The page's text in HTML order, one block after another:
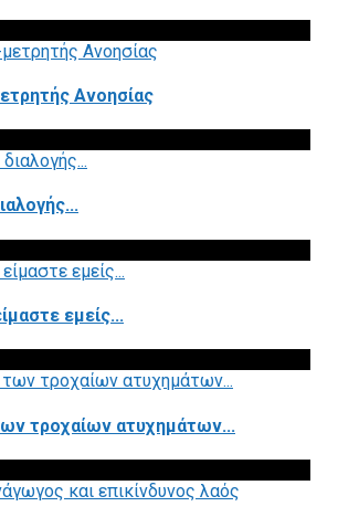
Ανοησίας
εμείς...
τροχαίων ατυχημάτων...